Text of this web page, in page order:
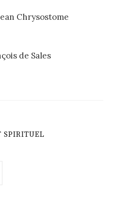
Chrysostome
de Sales
SPIRITUEL